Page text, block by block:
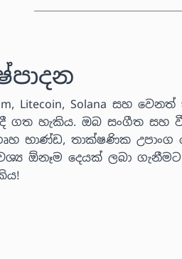
Litecoin, Solana සහ
ගත හැකිය. ඔබ සංගීත සහ
භාණ්ඩ, තාක්ෂණික
ඕනෑම දෙයක් ලබා ගැනීමට